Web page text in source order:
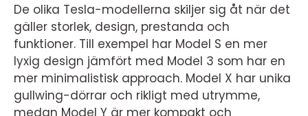
De olika Tesla-modellerna skiljer sig åt när det
gäller storlek, design, prestanda och
funktioner. Till exempel har Model S en mer
lyxig design jämfört med Model 3 som har en
mer minimalistisk approach. Model X har unika
gullwing-dörrar och rikligt med utrymme,
medan Model Y är mer kompakt och